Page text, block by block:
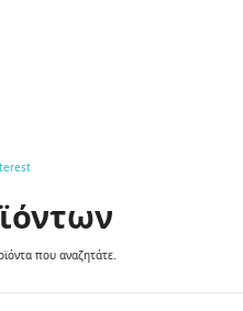
που αναζητάτε.